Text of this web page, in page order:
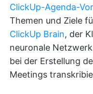
ClickUp-Agenda-
Themen und Ziele
ClickUp Brain, der
neuronale
bei der Erstellung
Meetings